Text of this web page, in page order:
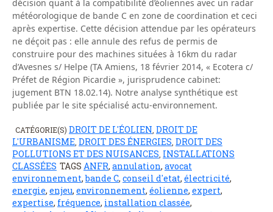
décision quant à la compatibilité d’éoliennes avec un radar
météorologique de bande C en zone de coordination et ceci
après expertise. Cette décision attendue par les opérateurs
ne déçoit pas : elle annule des refus de permis de
construire pour des machines situées à 16km du radar
d’Avesnes s/ Helpe (TA Amiens, 18 février 2014, « Ecotera c/
Préfet de Région Picardie », jurisprudence cabinet:
jugement BTN 18.02.14). Notre analyse synthétique est
publiée par le site spécialisé actu-environnement.
CATÉGORIE(S) DROIT DE L'ÉOLIEN DROIT DE
L'URBANISME DROIT DES ÉNERGIES DROIT DES
POLLUTIONS ET DES NUISANCES INSTALLATIONS
CLASSÉES TAGS ANFR, annulation, avocat
environnement,bande C, conseil d'etat, électricité,
energie, enjeu, environnement, éolienne, expert,
expertise, fréquence, installation classée,